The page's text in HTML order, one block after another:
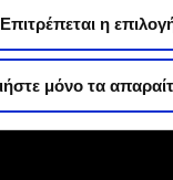
Επιτρέπεται η
μόνο τα